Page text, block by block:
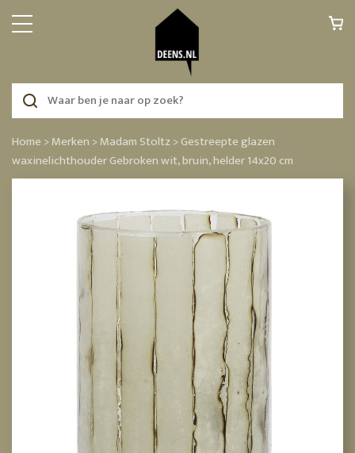
Home >Merken >Madam Stoltz >Gestreepte glazen
waxinelichthouder Gebroken wit, bruin, helder 14x20 cm